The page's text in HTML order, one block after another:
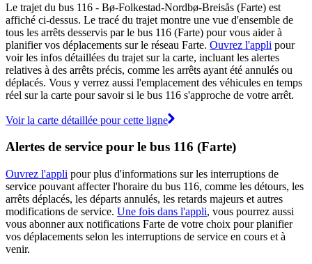
Le trajet du bus 116 - Bø-Folkestad-Nordbø-Breisås (Farte) est
affiché ci-dessus. Le tracé du trajet montre une vue d'ensemble de
tous les arrêts desservis par le bus 116 (Farte) pour vous aider à
planifier vos déplacements sur le réseau Farte. Ouvrez l'appli pour
voir les infos détaillées du trajet sur la carte, incluant les alertes
relatives à des arrêts précis, comme les arrêts ayant été annulés ou
déplacés. Vous y verrez aussi l'emplacement des véhicules en temps
réel sur la carte pour savoir si le bus 116 s'approche de votre arrêt.
Voir la carte détaillée pour cette ligne
Alertes de service pour le bus 116 (Farte)
Ouvrez l'appli pour plus d'informations sur les interruptions de
service pouvant affecter l'horaire du bus 116, comme les détours, les
arrêts déplacés, les départs annulés, les retards majeurs et autres
modifications de service. Une fois dans l'appli, vous pourrez aussi
vous abonner aux notifications Farte de votre choix pour planifier
vos déplacements selon les interruptions de service en cours et à
venir.